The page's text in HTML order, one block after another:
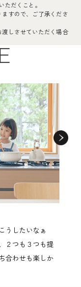
ただくこと。
すので、ご了承くださ
しさせていただく場合
お打ち合わせの際、ご
当へお伝えください。
している方。
エリア
外となります。
ご協力いただける方。
ムのフォローをお願い
お渡しがスムーズで
うしたいなぁ
２つも３つも提
合わせも楽しか